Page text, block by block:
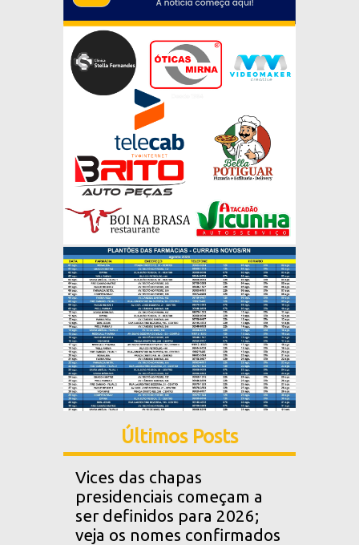
Últimos Posts
Vices das chapas
presidenciais começam a
ser definidos para 2026;
veja os nomes confirmados